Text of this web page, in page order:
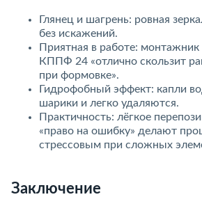
Глянец и шагрень: ровная
ез искажений.
Приятная в работе: монтажник
КППФ 24 «отлично скользит
при формовке».
Гидрофобный эффект: капли
шарики и легко удаляются.
Практичность: лёгкое
«право на ошибку» делают
стрессовым при сложных
Заключение